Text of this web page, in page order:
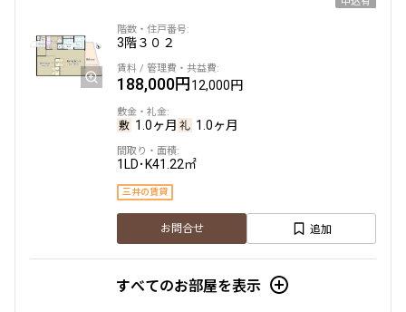
3階３０２
188,000円12,000円
1.0ヶ月 1.0ヶ月
1LD･K41.22㎡
三井の賃貸
お問合せ 追加
すべてのお部屋を表示